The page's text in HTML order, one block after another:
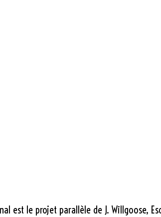
est le projet parallèle de J. Willgoose,